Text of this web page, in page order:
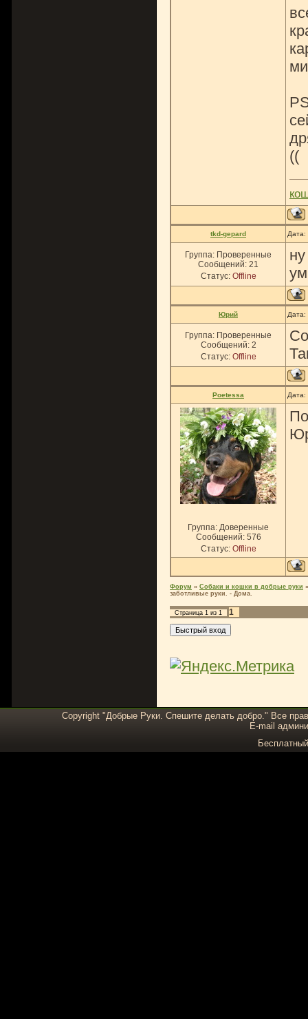
((
tkd-gepard Дата:
Группа: Проверенные
Сообщений: 21
Статус: Offline
Юрий Дата:
Группа: Проверенные
Сообщений: 2
Статус: Offline
Poetessa Дата:
Группа: Доверенные
Сообщений: 576
Статус: Offline
Форум » Собаки и кошки в добрые руки »
заботливые руки. - Дома.
Страница 1 из 1 1
Copyright "Добрые Руки. Спешите делать добро." Все
E-mail